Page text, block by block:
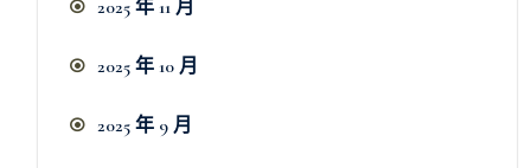
2025 年 11 月
2025 年 10 月
2025 年 9 月